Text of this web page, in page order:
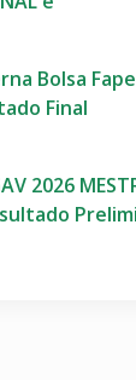
Bolsa
Final
2026